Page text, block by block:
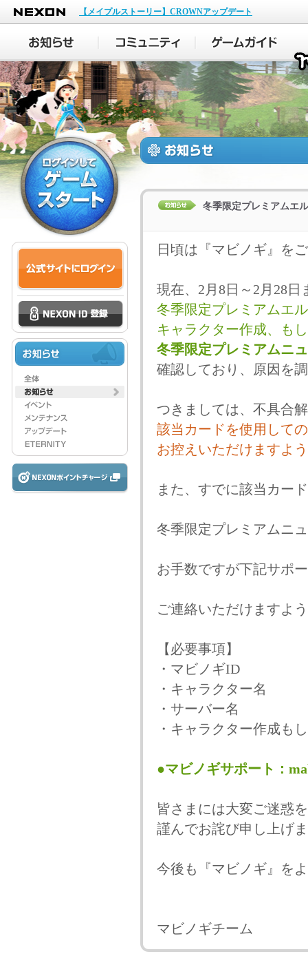
NEXON
【メイプルストーリー】CROWNアップデート
冬季限定プレミアムエ
日頃は『マビノギ』を
現在、2月8日～2月28
冬季限定プレミアムエ
キャラクター作成、も
冬季限定プレミアムニ
確認しており、原因を
つきましては、不具合
該当カードを使用して
お控えいただけますよ
また、すでに該当カー
冬季限定プレミアムニ
お手数ですが下記サポ
ご連絡いただけますよ
【必要事項】
・マビノギID
・キャラクター名
・サーバー名
・キャラクター作成
●マビノギサポート：
皆さまには大変ご迷惑
謹んでお詫び申し上げ
今後も『マビノギ』を
マビノギチーム